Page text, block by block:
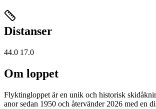
Distanser
44.0 17.0
Om loppet
Flyktingloppet är en unik och historisk
anor sedan 1950 och återvänder 2026 med en